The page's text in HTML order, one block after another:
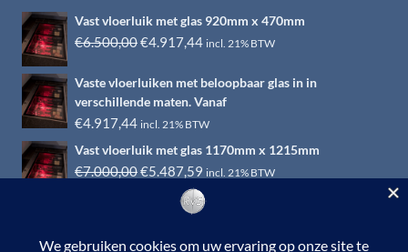
Vast vloerluik met glas 920mm x 470mm
€6.500,00Oorspronkelijke
was:
€6.500,00.
€4.917,44Huidige
is:
€4.917,44.
incl. 21% BTW
Vaste vloerluiken met beloopbaar glas in in
verschillende maten. Vanaf
€4.917,44 incl. 21% BTW
Vast vloerluik met glas 1170mm x 1215mm
€7.000,00Oorspronkelijke
€5.487,59 Huidige
prijs
is:
incl. 21% BTW